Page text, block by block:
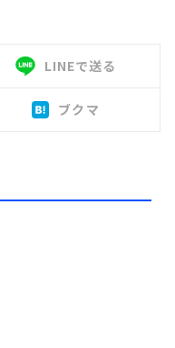
LINEで送る
ブクマ